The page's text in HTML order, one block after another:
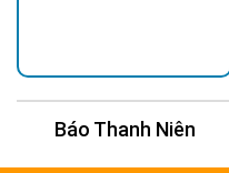
Báo Thanh Niên